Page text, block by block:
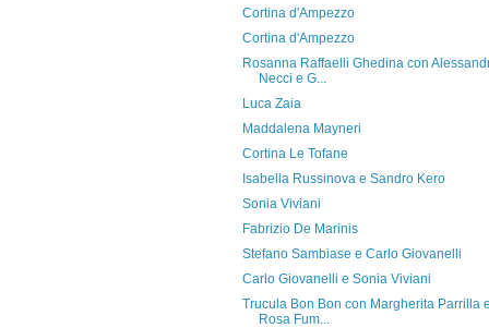
Cortina d'Ampezzo
Cortina d'Ampezzo
Rosanna Raffaelli Ghedina con
Necci e G...
Luca Zaia
Maddalena Mayneri
Cortina Le Tofane
Isabella Russinova e Sandro Kero
Sonia Viviani
Fabrizio De Marinis
Stefano Sambiase e Carlo Giovanelli
Carlo Giovanelli e Sonia Viviani
Trucula Bon Bon con Margherita Parrilla
Rosa Fum...